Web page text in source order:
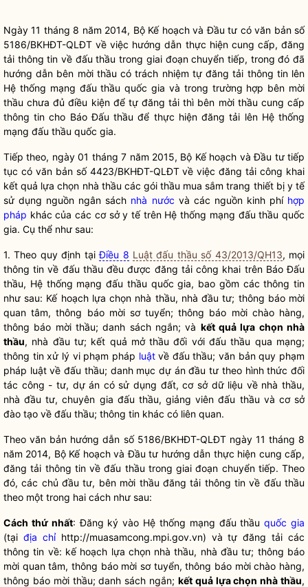
Ngày 11 tháng 8 năm 2014, Bộ Kế hoạch và Đầu tư có văn bản số
5186/BKHĐT-QLĐT về việc hướng dẫn thực hiện cung cấp, đăng
tải thông tin về đấu thầu trong giai đoạn chuyển tiếp, trong đó đã
hướng dẫn bên mời thầu có trách nhiệm tự đăng tải thông tin lên
Hệ thống mạng đấu thầuquốc gia và trong trường hợp bên mời
thầu chưa đủ điều kiện để tự đăng tải thì bên mời thầu cung cấp
thông tin cho Báo Đấu thầu để thực hiện đăng tải lên Hệ thống
mạng đấu thầu quốc gia.
Tiếp theo, ngày 01 tháng 7 năm 2015, Bộ Kế hoạch và Đầu tư tiếp
tục có văn bản số 4423/BKHĐT-QLĐT về việc đăng tải công khai
kết quả lựa chọn nhà thầu các gói thầu mua sắm trang thiết bị y tế
sử dụng nguồn ngân sách nhà nước và các nguồn kinh phí hợp
pháp khác của các cơ sở y tế trên Hệ thống mạng đấu thầu quốc
gia. Cụ thể như sau:
1. Theo quy định tạiĐiều 8 Luật đấu thầu số 43/2013/QH13, mọi
thông tin về đấu thầu đều được đăng tải công khai trên Báo Đấu
thầu, Hệ thống mạng đấu thầu quốc gia, bao gồm các thông tin
như sau: Kế hoạch lựa chọn nhà thầu, nhà đầu tư; thông báo mời
quan tâm, thông báo mời sơ tuyển; thông báo mời chào hàng,
thông báo mời thầu; danh sách ngắn; và kết quả lựa chọn nhà
thầu, nhà đầu tư; kết quả mở thầu đối với đấu thầu qua mạng;
thông tin xử lý vi phạm pháp luậtvề đấu thầu; văn bản quy phạm
pháp luậtvề đấu thầu; danh mục dự án đầu tư theo hình thức đối
tác công - tư, dự án có sử dụng đất, cơ sở dữ liệu về nhà thầu,
nhà đầu tư, chuyên gia đấu thầu, giảng viên đấu thầu và cơ sở
đào tạo về đấu thầu; thông tin khác có liên quan.
Theo văn bản hướng dẫn số 5186/BKHĐT-QLĐT ngày 11 tháng 8
năm 2014, Bộ Kế hoạch và Đầu tư hướng dẫn thực hiện cung cấp,
đăng tải thông tin về đấu thầu trong giai đoạn chuyển tiếp. Theo
đó, các chủ đầu tư, bên mời thầu đăng tải thông tin về đấu thầu
theo một trong hai cách như sau:
Cách thứnhất: Đăng ký vào Hệ thống mạng đấu thầuquốc gia
(tại địa chỉhttp://muasamcong.mpi.gov.vn) và tự đăng tải các
thông tin về: kế hoạch lựa chọn nhà thầu, nhà đầu tư; thông báo
mời quan tâm, thông báo mời sơ tuyển, thông báo mời chào hàng,
thông báo mời thầu; danh sách ngắn; kết quả lựa chọn nhà thầu,